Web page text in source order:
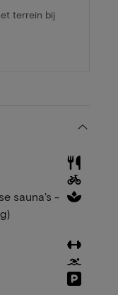
terrein bij
sauna's -